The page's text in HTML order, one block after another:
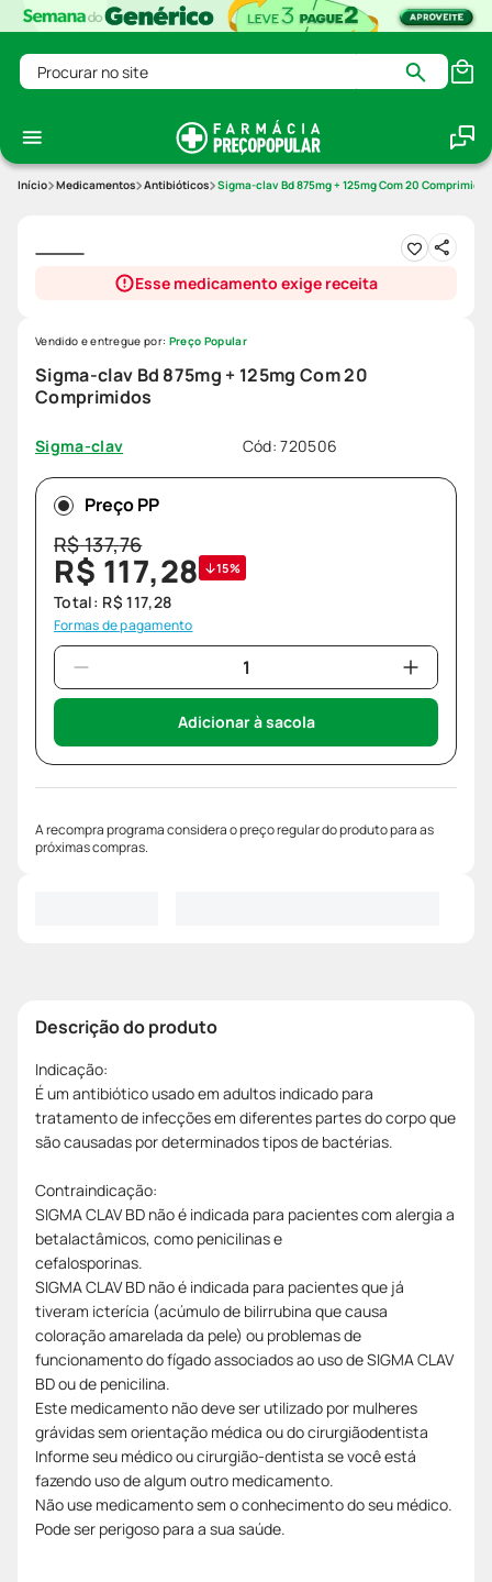
Procurar no site
Medicamentos Antibióticos Sigma-clav Bd 875mg + 125mg Com 20 Comprimidos
Esse medicamento exige receita
Sigma-clav Bd 875mg + 125mg Com 20
Comprimidos
Sigma-clav Cód:720506
Vendido e entregue por: Preço Popular
Preço PP
R$137,76
R$ 117,28 15%
Total: R$ 117,28
Formas de pagamento
Adicionar à sacola
A recompra programa considera o preço regular do produto para as
próximas compras.
Descrição do produto
Indicação:
É um antibiótico usado em adultos indicado para
tratamento de infecções em diferentes partes do corpo que
são causadas por determinados tipos de bactérias.
Contraindicação:
SIGMA CLAV BD não é indicada para pacientes com alergia a
betalactâmicos, como penicilinas e
cefalosporinas.
SIGMA CLAV BD não é indicada para pacientes que já
tiveram icterícia (acúmulo de bilirrubina que causa
coloração amarelada da pele) ou problemas de
funcionamento do fígado associados ao uso de SIGMA CLAV
BD ou de penicilina.
Este medicamento não deve ser utilizado por mulheres
grávidas sem orientação médica ou do cirurgiãodentista
Informe seu médico ou cirurgião-dentista se você está
fazendo uso de algum outro medicamento.
Não use medicamento sem o conhecimento do seu médico.
Pode ser perigoso para a sua saúde.